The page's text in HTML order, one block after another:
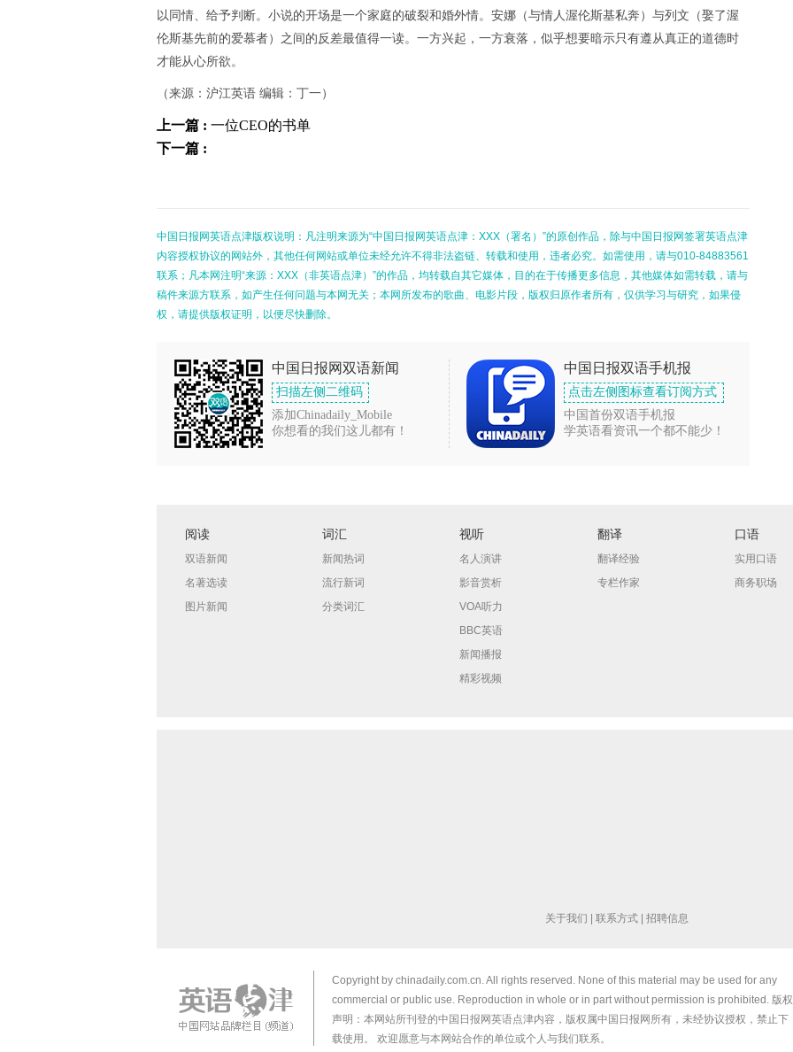
以同情、给予判断。小说的开场是一个家庭的破裂和婚外情。安娜（与情人渥伦斯基私奔）与列文（娶了渥
伦斯基先前的爱慕者）之间的反差最值得一读。一方兴起，一方衰落，似乎想要暗示只有遵从真正的道德时
才能从心所欲。
（来源：沪江英语 编辑：丁一）
上一篇 : 一位CEO的书单
下一篇 :
中国日报网英语点津版权说明：凡注明来源为“中国日报网英语点津：XXX（署名）”的原创作品，除与中国日报网签署英语点津
内容授权协议的网站外，其他任何网站或单位未经允许不得非法盗链、转载和使用，违者必究。如需使用，请与010-84883561
联系；凡本网注明“来源：XXX（非英语点津）”的作品，均转载自其它媒体，目的在于传播更多信息，其他媒体如需转载，请与
稿件来源方联系，如产生任何问题与本网无关；本网所发布的歌曲、电影片段，版权归原作者所有，仅供学习与研究，如果侵
权，请提供版权证明，以便尽快删除。
中国日报网双语新闻
扫描左侧二维码
添加Chinadaily_Mobile
你想看的我们这儿都有！
中国日报双语手机报
点击左侧图标查看订阅方式
中国首份双语手机报
学英语看资讯一个都不能少！
阅读
双语新闻
名著选读
图片新闻
词汇
新闻热词
流行新词
分类词汇
视听
名人演讲
影音赏析
VOA听力
BBC英语
新闻播报
精彩视频
翻译
翻译经验
专栏作家
口语
实用口语
商务职场
关于我们 联系方式 招聘信息
Copyright by chinadaily.com.cn. All rights reserved. None of this material may be used for any
commercial or public use. Reproduction in whole or in part without permission is prohibited. 版权
声明：本网站所刊登的中国日报网英语点津内容，版权属中国日报网所有，未经协议授权，禁止下
载使用。 欢迎愿意与本网站合作的单位或个人与我们联系。